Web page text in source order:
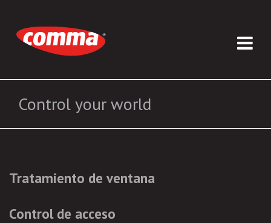
Control your world
Tratamiento de ventana
Control de acceso